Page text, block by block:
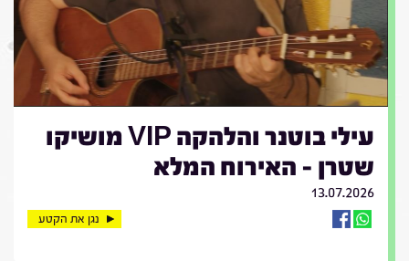
עילי בוטנר והלהקה VIP מושיקו
שטרן - האירוח המלא
13.07.2026
נגן את הקטע